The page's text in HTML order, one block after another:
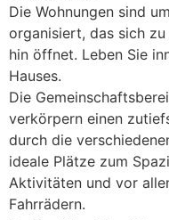
Die Wohnungen sind
organisiert, das sich
hin öffnet. Leben Sie
Hauses.
Die
verkörpern einen
durch die
ideale Plätze zum
Aktivitäten und vor
Fahrrädern.